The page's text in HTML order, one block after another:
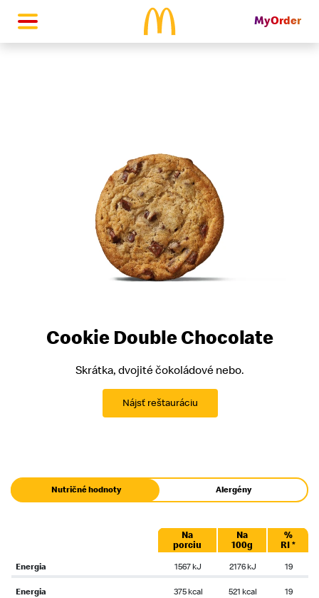
McDonald's Homepage
MyOrder
Cookie Double Chocolate
Skrátka, dvojité čokoládové nebo.
Nájsť reštauráciu
Nutričné hodnoty Alergény
Na
porciu
Na
100g
%
RI *
Energia
1567 kJ 2176 kJ 19
Energia 375 kcal 521 kcal 19